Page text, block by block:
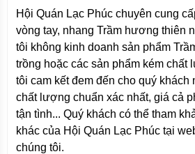
Hội Quán Lạc Phúc chuyên cung
vòng tay, nhang Trầm hương thiên
tôi không kinh doanh sản phẩm
trồng hoặc các sản phẩm kém chất
tôi cam kết đem đến cho quý
chất lượng chuẩn xác nhất, giá cả
tận tình... Quý khách có thể tham
khác của Hội Quán Lạc Phúc tại
chúng tôi.